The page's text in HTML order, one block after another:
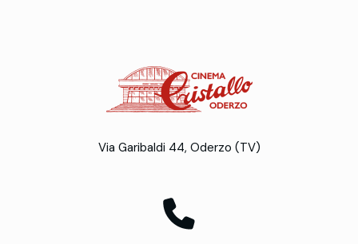
Via Garibaldi 44, Oderzo (TV)